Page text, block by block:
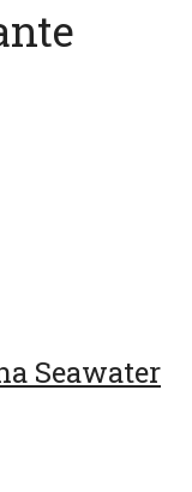
Seawater